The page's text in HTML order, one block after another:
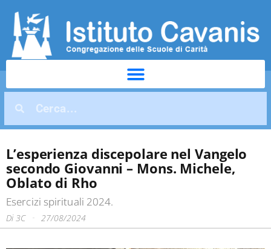
L’esperienza discepolare nel Vangelo
secondo Giovanni – Mons. Michele,
Oblato di Rho
Esercizi spirituali 2024.
Di 3C 27/08/2024